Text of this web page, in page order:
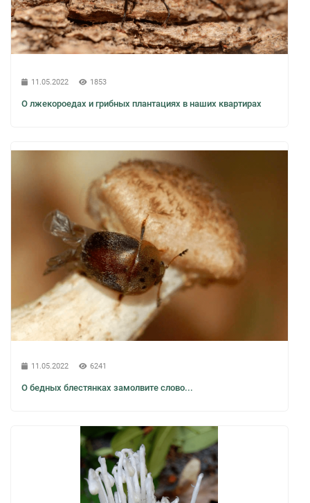
11.05.2022 1853
О лжекороедах и грибных плантациях в наших квартирах
11.05.2022 6241
О бедных блестянках замолвите слово...